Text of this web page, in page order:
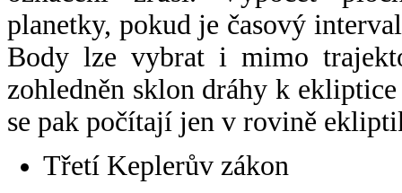
planetky, pokud je časový
Body lze vybrat i mimo
zohledněn sklon dráhy k
se pak počítají jen v rovině
Třetí Keplerův zákon